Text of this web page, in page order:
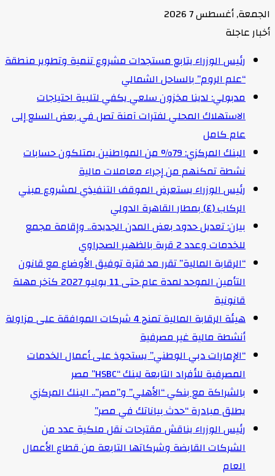
الجمعة, أغسطس 7 2026
أخبار عاجلة
رئيس الوزراء يتابع مستجدات مشروع تنمية وتطوير منطقة
“علم الروم” بالساحل الشمالي
مدبولي: لدينا مخزون سلعي يكفي لتلبية احتياجات
الاستهلاك المحلي لفترات آمنة تصل في بعض السلع إلى
عام كامل
البنك المركزي: 79% من المواطنين يمتلكون حسابات
نشطة تمكنهم من إجراء معاملات مالية
رئيس الوزراء يستعرض الموقف التنفيذي لمشروع مبني
الركاب (٤) بمطار القاهرة الدولي
بيان: تعديل حدود بعض المدن الجديدة.. وإقامة مجمع
للخدمات وعدد 2 قرية بالظهير الصحراوي
“الرقابة المالية” تقرر مد فترة توفيق الأوضاع مع قانون
التأمين الموحد لمدة عام حتى 11 يوليو 2027 كآخر مهلة
قانونية
هيئة الرقابة المالية تمنح 4 شركات الموافقة على مزاولة
أنشطة مالية غير مصرفية
“الإمارات دبي الوطني” يستحوذ على أعمال الخدمات
المصرفية للأفراد التابعة لبنك “HSBC” مصر
بالشراكة مع بنكي “الأهلي” و”مصر”.. البنك المركزي
يطلق مبادرة “حدث بياناتك في مصر”
رئيس الوزراء يناقش مقترحات نقل ملكية عدد من
الشركات القابضة وشركاتها التابعة من قطاع الأعمال
العام